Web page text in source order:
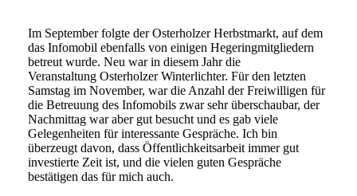
Im September folgte der Osterholzer Herbstmarkt, auf dem
das Infomobil ebenfalls von einigen Hegeringmitgliedern
betreut wurde. Neu war in diesem Jahr die
Veranstaltung Osterholzer Winterlichter. Für den letzten
Samstag im November, war die Anzahl der Freiwilligen für
die Betreuung des Infomobils zwar sehr überschaubar, der
Nachmittag war aber gut besucht und es gab viele
Gelegenheiten für interessante Gespräche. Ich bin
überzeugt davon, dass Öffentlichkeitsarbeit immer gut
investierte Zeit ist, und die vielen guten Gespräche
bestätigen das für mich auch.